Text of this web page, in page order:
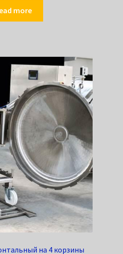
more
на 4 корзины